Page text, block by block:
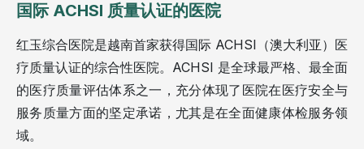
国际 ACHSI 质量认证的医院
红玉综合医院是越南首家获得国际 ACHSI（澳大利亚）医
疗质量认证的综合性医院。ACHSI 是全球最严格、最全面
的医疗质量评估体系之一，充分体现了医院在医疗安全与
服务质量方面的坚定承诺，尤其是在全面健康体检服务领
域。